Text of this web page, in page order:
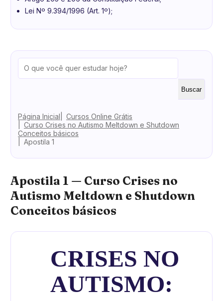
Lei Nº 9.394/1996 (Art. 1º);
Buscar
Página Inicial
Cursos Online Grátis
Curso Crises no Autismo Meltdown e Shutdown
Conceitos básicos
Apostila 1
Apostila 1 — Curso Crises no
Autismo Meltdown e Shutdown
Conceitos básicos
CRISES NO
AUTISMO: